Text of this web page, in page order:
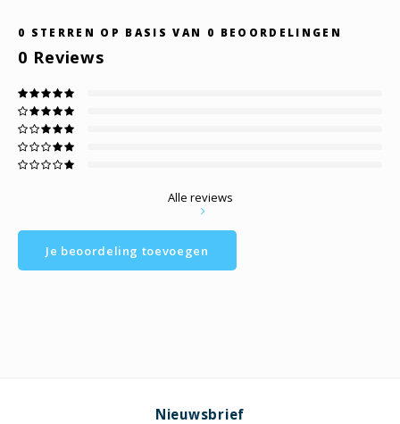
0 STERREN OP BASIS VAN 0 BEOORDELINGEN
0 Reviews
Alle reviews
Je beoordeling toevoegen
Nieuwsbrief